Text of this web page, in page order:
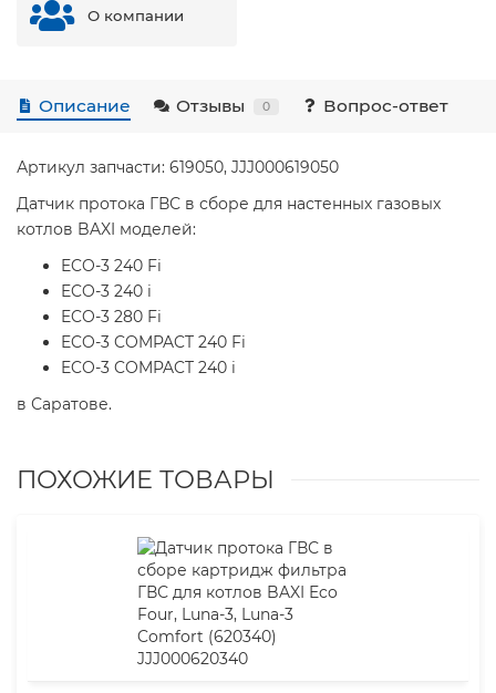
О компании
Описание Отзывы 0 Вопрос-ответ
Артикул запчасти: 619050, JJJ000619050
Датчик протока ГВС в сборе для настенных газовых
котлов BAXI моделей:
ECO-3 240 Fi
ECO-3 240 i
ECO-3 280 Fi
ECO-3 COMPACT 240 Fi
ECO-3 COMPACT 240 i
в Саратове.
ПОХОЖИЕ ТОВАРЫ